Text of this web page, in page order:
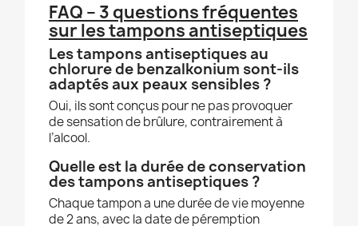
FAQ – 3 questions fréquentes
sur les tampons antiseptiques
Les tampons antiseptiques au
chlorure de benzalkonium sont-ils
adaptés aux peaux sensibles ?
Oui, ils sont conçus pour ne pas provoquer
de sensation de brûlure, contrairement à
l’alcool.
Quelle est la durée de conservation
des tampons antiseptiques ?
Chaque tampon a une durée de vie moyenne
de 2 ans, avec la date de péremption